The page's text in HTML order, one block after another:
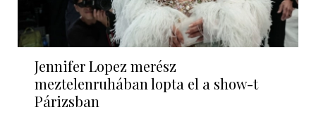
Jennifer Lopez merész
meztelenruhában lopta el a show-t
Párizsban